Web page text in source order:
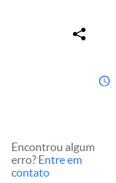
Encontrou algum
erro? Entre em
contato